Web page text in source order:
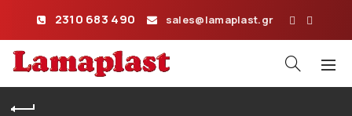
2310 683 490 sales@lamaplast.gr